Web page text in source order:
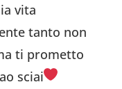
vita
tanto non
ti prometto
sciai